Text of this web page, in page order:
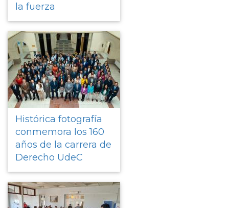
la fuerza
Histórica fotografía
conmemora los 160
años de la carrera de
Derecho UdeC